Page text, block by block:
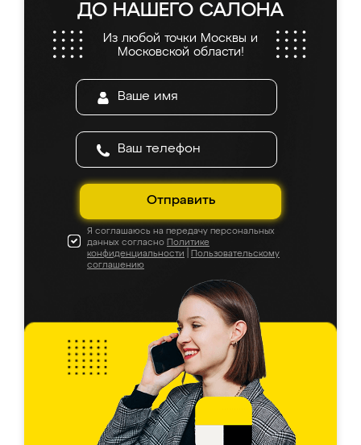
ДО НАШЕГО САЛОНА
Из любой точки Москвы и
Московской области!
Отправить
Я соглашаюсь на передачу персональных
данных согласно Политике
конфиденциальности
Пользовательскому
соглашению